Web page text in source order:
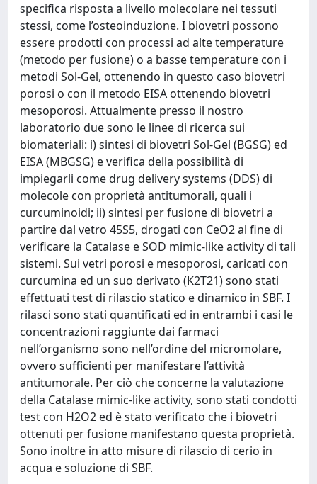
specifica risposta a livello molecolare nei tessuti
stessi, come l’osteoinduzione. I biovetri possono
essere prodotti con processi ad alte temperature
(metodo per fusione) o a basse temperature con i
metodi Sol-Gel, ottenendo in questo caso biovetri
porosi o con il metodo EISA ottenendo biovetri
mesoporosi. Attualmente presso il nostro
laboratorio due sono le linee di ricerca sui
biomateriali: i) sintesi di biovetri Sol-Gel (BGSG) ed
EISA (MBGSG) e verifica della possibilità di
impiegarli come drug delivery systems (DDS) di
molecole con proprietà antitumorali, quali i
curcuminoidi; ii) sintesi per fusione di biovetri a
partire dal vetro 45S5, drogati con CeO2 al fine di
verificare la Catalase e SOD mimic-like activity di tali
sistemi. Sui vetri porosi e mesoporosi, caricati con
curcumina ed un suo derivato (K2T21) sono stati
effettuati test di rilascio statico e dinamico in SBF. I
rilasci sono stati quantificati ed in entrambi i casi le
concentrazioni raggiunte dai farmaci
nell’organismo sono nell’ordine del micromolare,
ovvero sufficienti per manifestare l’attività
antitumorale. Per ciò che concerne la valutazione
della Catalase mimic-like activity, sono stati condotti
test con H2O2 ed è stato verificato che i biovetri
ottenuti per fusione manifestano questa proprietà.
Sono inoltre in atto misure di rilascio di cerio in
acqua e soluzione di SBF.